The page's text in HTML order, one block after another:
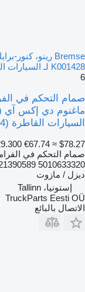
K001428 لـ السيارات القاطرة Renault Magnum (1990-2014)
6
السيارات القاطرة Renault Magnum (1990-2014)
€67.74 ≈ $78.27
صمام التحكم في
5010633320
ديزل / مازوت
إستونيا، Tallinn
TruckParts Eesti OÜ
الاتصال بالبائع